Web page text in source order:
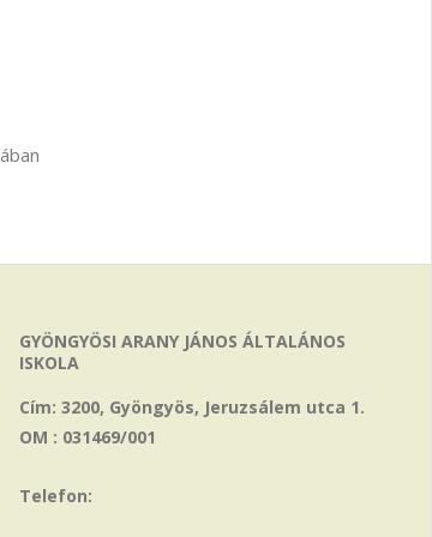
GYÖNGYÖSI ARANY JÁNOS ÁLTALÁNOS
ISKOLA
Cím: 3200, Gyöngyös, Jeruzsálem utca 1.
OM : 031469/001
Telefon: